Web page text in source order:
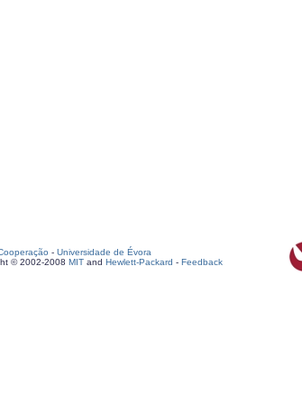
- Universidade de Évora
© 2002-2008 MIT and Hewlett-Packard - Feedback